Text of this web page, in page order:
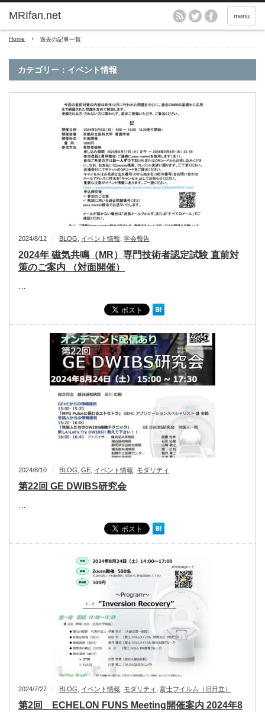
MRIfan.net menu
Home 過去の記事一覧
カテゴリー：イベント情報
2024/8/12 BLOG イベント情報 学会報告
2024年 磁気共鳴（MR）専門技術者認定試験 直前対
策のご案内 （対面開催）
…
2024/8/10 BLOG GE イベント情報 モダリティ
第22回 GE DWIBS研究会
…
2024/7/27 BLOG イベント情報 モダリティ 富士フイルム（旧日立）
第2回 ECHELON FUNS Meeting開催案内 2024年8